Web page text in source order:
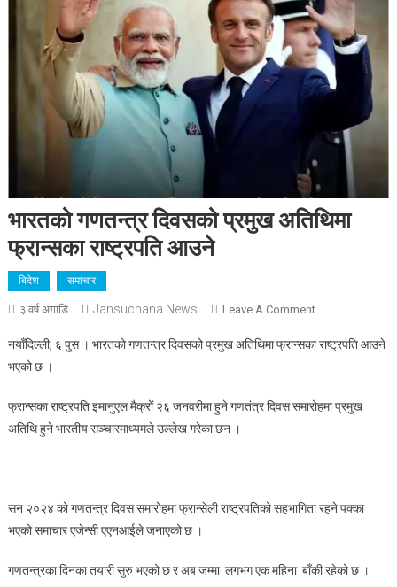
भारतको गणतन्त्र दिवसको प्रमुख अतिथिमा
फ्रान्सका राष्ट्रपति आउने
बिदेश समाचार
३ वर्ष अगाडि Jansuchana News Leave A CommentOn
गणतन्त्र
अतिथिमा
नयाँदिल्ली, ६ पुस । भारतको गणतन्त्र दिवसको प्रमुख अतिथिमा फ्रान्सका राष्ट्रपति आउने
भएको छ ।
फ्रान्सका राष्ट्रपति इमानुएल मैक्रों २६ जनवरीमा हुने गणतंत्र दिवस समारोहमा प्रमुख
अतिथि हुने भारतीय सञ्चारमाध्यमले उल्लेख गरेका छन ।
सन २०२४ को गणतन्त्र दिवस समारोहमा फ्रान्सेली राष्ट्रपतिको सहभागिता रहने पक्का
भएको समाचार एजेन्सी एएनआईले जनाएको छ ।
गणतन्त्रका दिनका तयारी सुरु भएको छ र अब जम्मा लगभग एक महिना बाँकी रहेको छ ।